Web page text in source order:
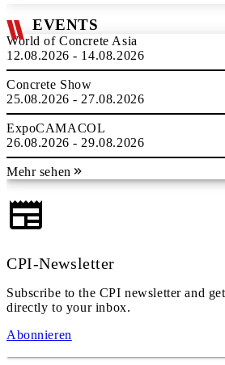
EVENTS
World of Concrete Asia
12.08.2026 - 14.08.2026
Concrete Show
25.08.2026 - 27.08.2026
ExpoCAMACOL
26.08.2026 - 29.08.2026
Mehr sehen
CPI-Newsletter
Subscribe to the CPI newsletter and
directly to your inbox.
Abonnieren